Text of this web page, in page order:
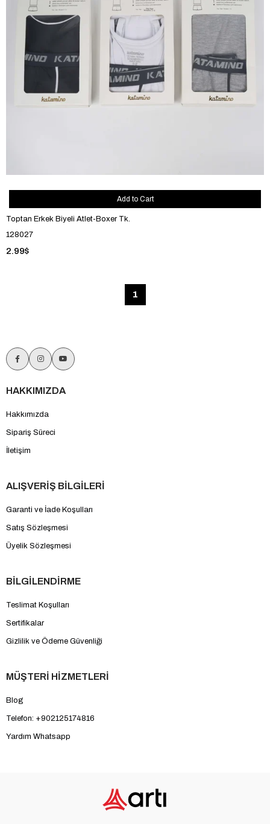
Toptan Erkek Biyeli Atlet-Boxer Tk.
128027
2.99$
Add to Cart
1
HAKKIMIZDA
Hakkımızda
Sipariş Süreci
İletişim
ALIŞVERİŞ BİLGİLERİ
Garanti ve İade Koşulları
Satış Sözleşmesi
Üyelik Sözleşmesi
BİLGİLENDİRME
Teslimat Koşulları
Sertifikalar
Gizlilik ve Ödeme Güvenliği
MÜŞTERİ HİZMETLERİ
Blog
Telefon: +902125174816
Yardım Whatsapp